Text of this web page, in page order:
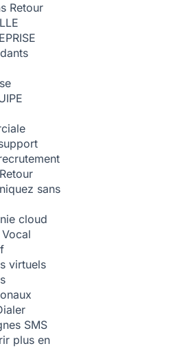
Retour
Retour
sans
cloud
virtuels
SMS
plus en